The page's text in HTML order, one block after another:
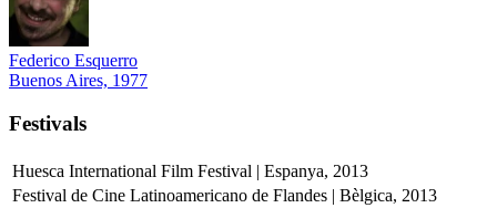
Federico Esquerro
Buenos Aires, 1977
Festivals
Huesca International Film Festival | Espanya, 2013
Festival de Cine Latinoamericano de Flandes | Bèlgica, 2013